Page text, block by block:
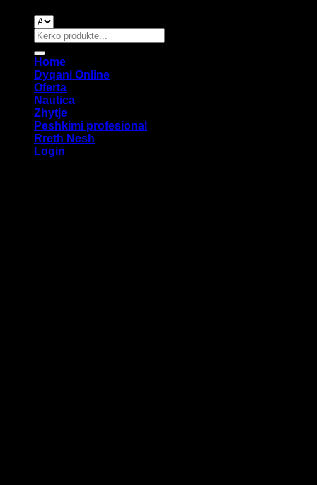
Search
for:
Home
Dyqani Online
Oferta
Nautica
Zhytje
Peshkimi profesional
Rreth Nesh
Login